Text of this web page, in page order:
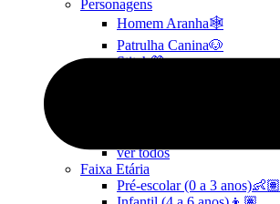
Personagens
Homem Aranha🕸️
Patrulha Canina🐶
Stitch💜
ver todos
Faixa Etária
Pré-escolar (0 a 3 anos)👶🏽